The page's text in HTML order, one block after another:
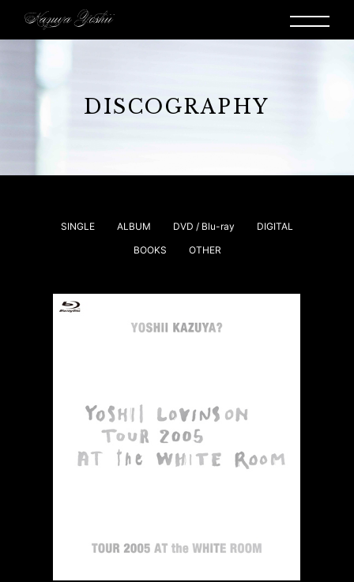
DISCOGRAPHY
SINGLE ALBUM DVD / Blu-ray
DIGITAL
BOOKS
OTHER